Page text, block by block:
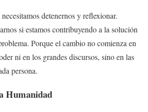
detenernos y reflexionar.
si estamos contribuyendo a la solución
Porque el cambio no comienza en
ni en los grandes discursos, sino en las
persona.
Humanidad